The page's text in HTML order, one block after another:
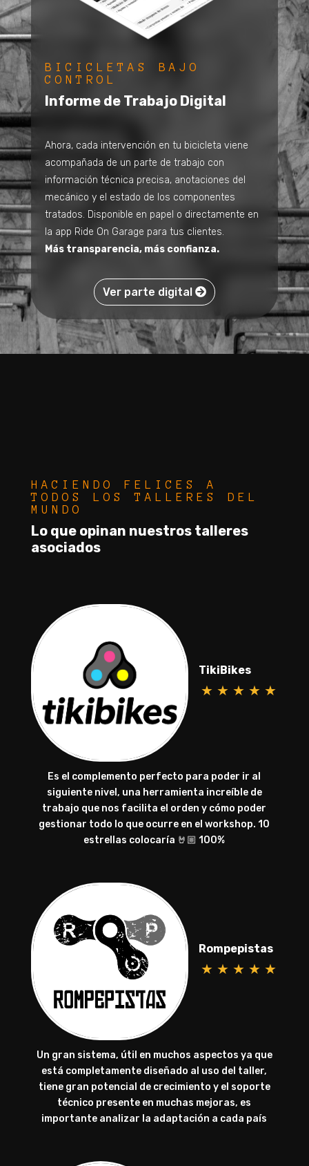
BICICLETAS BAJO
CONTROL
Informe de Trabajo Digital
Ahora, cada intervención en tu bicicleta viene
acompañada de un parte de trabajo con
información técnica precisa, anotaciones del
mecánico y el estado de los componentes
tratados. Disponible en papel o directamente en
la app Ride On Garage para tus clientes.
Más transparencia, más confianza.
Ver parte digital
HACIENDO FELICES A
TODOS LOS TALLERES DEL
MUNDO
Lo que opinan nuestros talleres
asociados
TikiBikes
★ ★ ★ ★ ★
Es el complemento perfecto para poder ir al
siguiente nivel, una herramienta increíble de
trabajo que nos facilita el orden y cómo poder
gestionar todo lo que ocurre en el workshop. 10
estrellas colocaría 🤘🏼 100%
Rompepistas
★ ★ ★ ★ ★
Un gran sistema, útil en muchos aspectos ya que
está completamente diseñado al uso del taller,
tiene gran potencial de crecimiento y el soporte
técnico presente en muchas mejoras, es
importante analizar la adaptación a cada país